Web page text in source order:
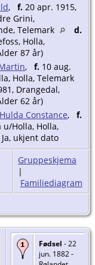
, f. 20 apr. 1915,
Grini,
Telemark
d.
Holla,
87 år)
, f. 10 aug.
Holla, Telemark
Drangedal,
62 år)
Constance, f.
u/Holla, Holla,
Ja, ukjent dato
Gruppeskjema
|
Familiediagram
Fødsel - 22
jun. 1882 -